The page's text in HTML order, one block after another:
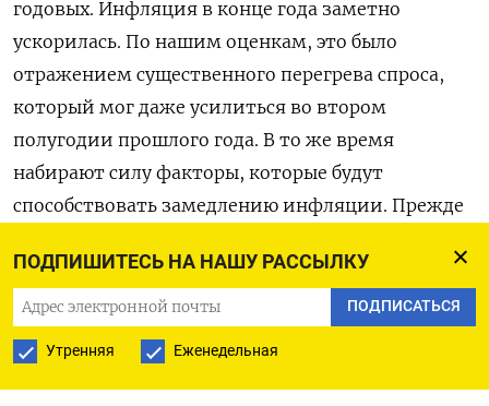
ПОДПИШИТЕСЬ НА НАШУ РАССЫЛКУ
ПОДПИСАТЬСЯ
Утренняя Еженедельная
годовых. Инфляция в конце года заметно
ускорилась. По нашим оценкам, это было
отражением существенного перегрева спроса,
который мог даже усилиться во втором
полугодии прошлого года. В то же время
набирают силу факторы, которые будут
способствовать замедлению инфляции. Прежде
при росте сберегательной активности населения.
Это дает нам более веские основания считать,
что уже набранной жесткости денежно-
кредитных условий может быть достаточно,